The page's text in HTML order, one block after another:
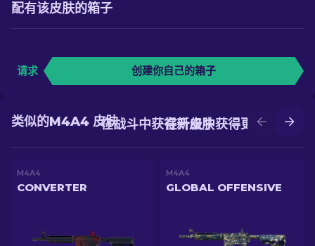
配有该皮肤的箱子
请求 创建你自己的箱子
在升级中获得更好的皮肤
在战斗中获得新皮肤
类似的M4A4 皮肤
M4A4
CONVERTER
M4A4
GLOBAL OFFENSIVE